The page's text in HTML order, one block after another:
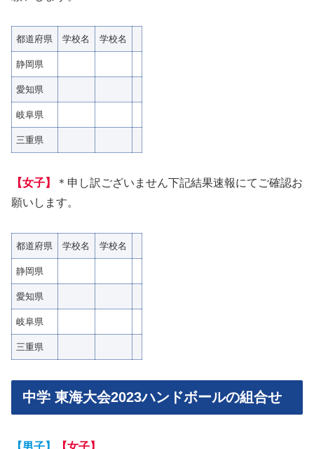
都道府県 学校名 学校名
静岡県
愛知県
岐阜県
三重県
【女子】
＊申し訳ございません下記結果速報にてご確認お
願いします。
都道府県 学校名 学校名
静岡県
愛知県
岐阜県
三重県
中学 東海大会2023ハンドボールの組合せ
【男子】 【女子】